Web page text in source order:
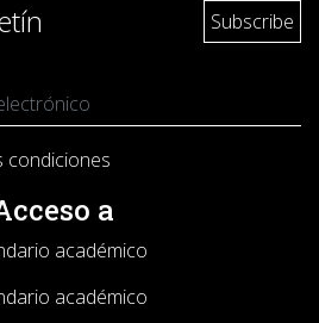
condiciones
a
académico
académico